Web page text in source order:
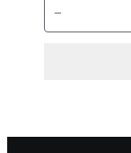
Rispapir
−